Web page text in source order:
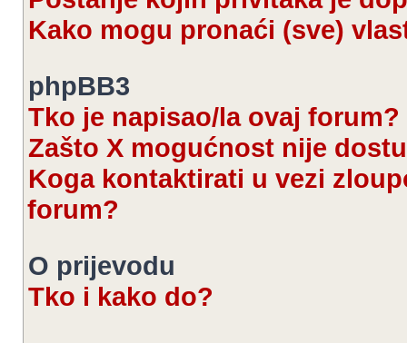
Kako mogu pronaći (sve)
phpBB3
Tko je napisao/la ovaj forum?
Zašto X mogućnost nije
Koga kontaktirati u vezi
forum?
O prijevodu
Tko i kako do?